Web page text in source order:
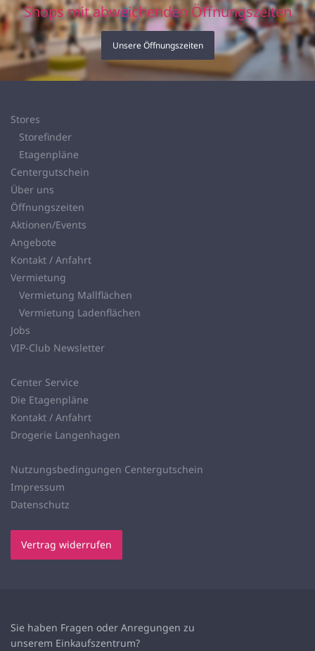
Shops mit abweichenden Öffnungszeiten
Unsere Öffnungszeiten
Stores
Storefinder
Etagenpläne
Centergutschein
Über uns
Öffnungszeiten
Aktionen/Events
Angebote
Kontakt / Anfahrt
Vermietung
Vermietung Mallflächen
Vermietung Ladenflächen
Jobs
VIP-Club Newsletter
Center Service
Die Etagenpläne
Kontakt / Anfahrt
Drogerie Langenhagen
Nutzungsbedingungen Centergutschein
Impressum
Datenschutz
Vertrag widerrufen
Sie haben Fragen oder Anregungen zu
unserem Einkaufszentrum?